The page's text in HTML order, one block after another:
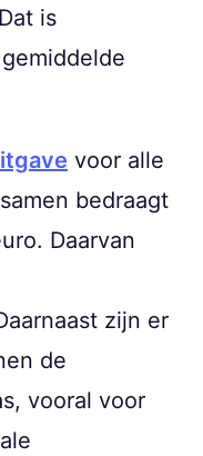
is
voor alle
bedraagt
Daarvan
zijn er
de
vooral voor